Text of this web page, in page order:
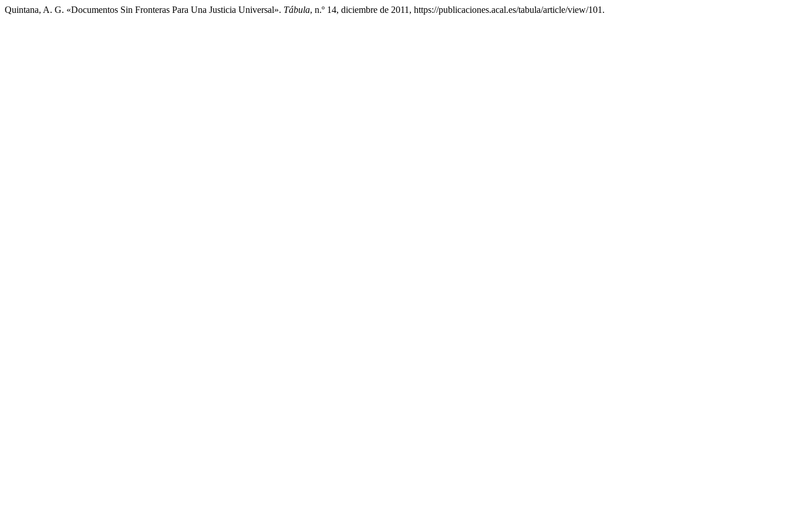
Quintana, A. G. «Documentos Sin Fronteras Para Una Justicia Universal». Tábula, n.º 14, diciembre de 2011, https://publicaciones.acal.es/tabula/article/view/101.